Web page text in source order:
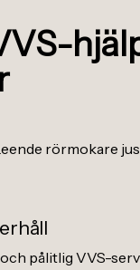
pålitlig VVS-